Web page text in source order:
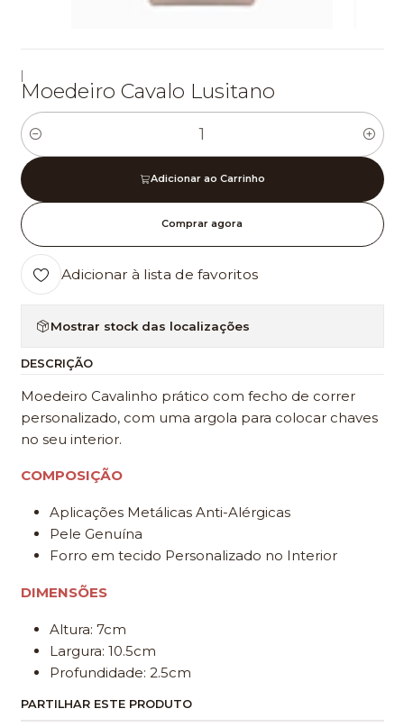
|
Moedeiro Cavalo Lusitano
Quantidade
Adicionar ao Carrinho
Comprar agora
Adicionar à lista de favoritos
Mostrar stock das localizações
DESCRIÇÃO
Moedeiro Cavalinho prático com fecho de correr
personalizado, com uma argola para colocar chaves
no seu interior.
COMPOSIÇÃO
Aplicações Metálicas Anti-Alérgicas
Pele Genuína
Forro em tecido Personalizado no Interior
DIMENSÕES
Altura: 7cm
Largura: 10.5cm
Profundidade: 2.5cm
PARTILHAR ESTE PRODUTO